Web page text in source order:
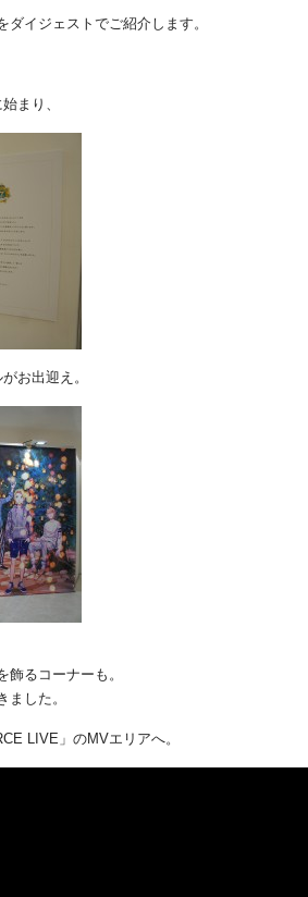
イジェストでご紹介します。
まり、
お出迎え。
るコーナーも。
した。
LIVE」のMVエリアへ。